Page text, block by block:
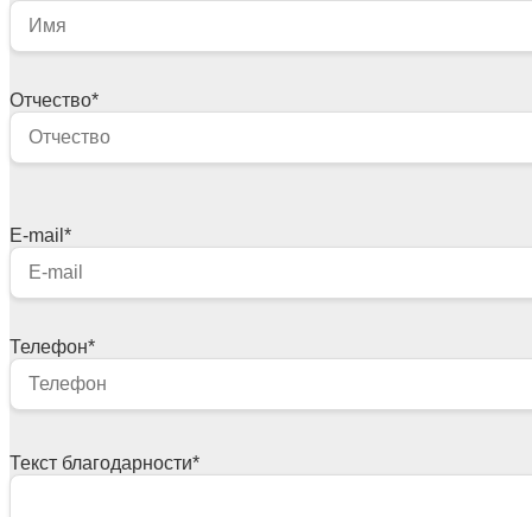
Отчество*
E-mail *
Телефон*
Текст благодарности*